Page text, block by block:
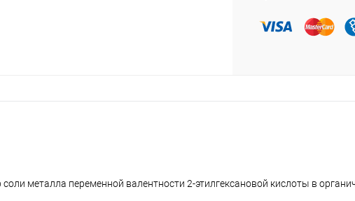
металла переменной валентности 2-этилгексановой кислоты в